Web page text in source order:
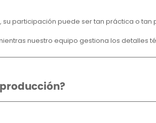
participación puede ser tan práctica o tan
nuestro equipo gestiona los detalles